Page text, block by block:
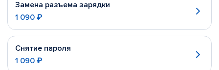
Замена разъема зарядки
1 090 ₽
Снятие пароля
1 090 ₽